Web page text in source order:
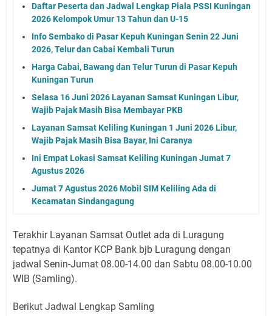
Daftar Peserta dan Jadwal Lengkap Piala PSSI Kuningan
2026 Kelompok Umur 13 Tahun dan U-15
Info Sembako di Pasar Kepuh Kuningan Senin 22 Juni
2026, Telur dan Cabai Kembali Turun
Harga Cabai, Bawang dan Telur Turun di Pasar Kepuh
Kuningan Turun
Selasa 16 Juni 2026 Layanan Samsat Kuningan Libur,
Wajib Pajak Masih Bisa Membayar PKB
Layanan Samsat Keliling Kuningan 1 Juni 2026 Libur,
Wajib Pajak Masih Bisa Bayar, Ini Caranya
Ini Empat Lokasi Samsat Keliling Kuningan Jumat 7
Agustus 2026
Jumat 7 Agustus 2026 Mobil SIM Keliling Ada di
Kecamatan Sindangagung
Terakhir Layanan Samsat Outlet ada di Luragung
tepatnya di Kantor KCP Bank bjb Luragung dengan
jadwal Senin-Jumat 08.00-14.00 dan Sabtu 08.00-10.00
WIB (Samling).
Berikut Jadwal Lengkap Samling